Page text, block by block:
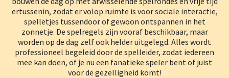
ertussenin, zodat er volop ruimte is voor sociale interactie,
spelletjes tussendoor of gewoon ontspannen in het
zonnetje. De spelregels zijn vooraf beschikbaar, maar
worden op de dag zelf ook helder uitgelegd. Alles wordt
professioneel begeleid door de spelleider, zodat iedereen
mee kan doen, of je nu een fanatieke speler bent of juist
voor de gezelligheid komt!